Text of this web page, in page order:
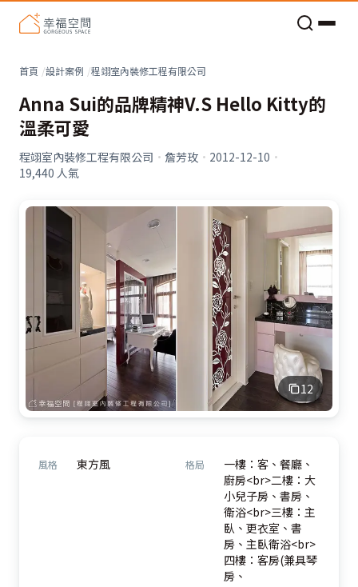
首頁 設計案例 程翊室內裝修工程有限公司
Anna Sui的品牌精神V.S Hello Kitty的
溫柔可愛
程翊室內裝修工程有限公司 · 詹芳玫 · 2012-12-10 ·
19,440 人氣
12
風格 東方風 格局
一樓：客、餐廳、
廚房<br>二樓：大
小兒子房、書房、
衛浴<br>三樓：主
臥、更衣室、書
房、主臥衛浴<br>
四樓：客房(兼具琴
房、